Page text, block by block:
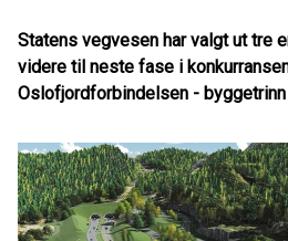
Statens vegvesen har valgt ut tre
videre til neste fase i
Oslofjordforbindelsen - byggetrinn